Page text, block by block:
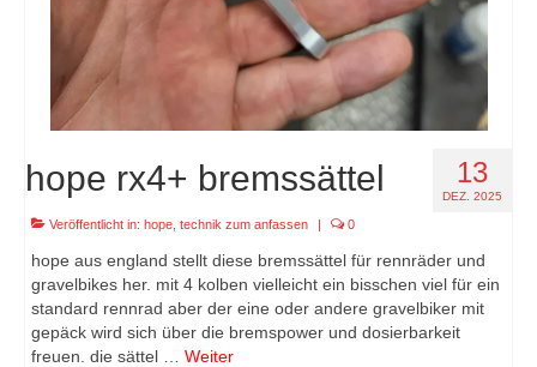
13
DEZ. 2025
hope rx4+ bremssättel
Veröffentlicht in: hope technik zum anfassen | 0
hope aus england stellt diese bremssättel für rennräder und
gravelbikes her. mit 4 kolben vielleicht ein bisschen viel für ein
standard rennrad aber der eine oder andere gravelbiker mit
gepäck wird sich über die bremspower und dosierbarkeit
freuen. die sättel … Weiter